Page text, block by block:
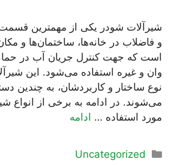
شیرآلات شودر یکی از مهمترین
و فاضلاب در خانه‌ها، ساختمان‌ها و
است که جهت کنترل جریان آب در
وان و غیره استفاده می‌شود. این
نوع ساختار و کاربردشان، به چندین
می‌شوند. در ادامه به برخی از انواع
مورد استفاده … ادامه
دسته‌ها
Uncategorized